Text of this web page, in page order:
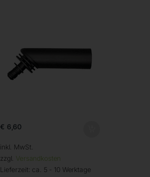
€ 6,60
inkl. MwSt.
zzgl. Versandkosten
Lieferzeit: ca. 5 - 10 Werktage